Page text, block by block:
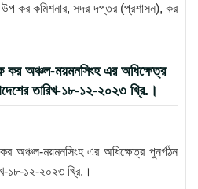
উপ কর কমিশনার, সদর দপ্তর (প্রশাসন), কর
কর অঞ্চল-ময়মনসিংহ এর অধিক্ষেত্র
তারিখ-১৮-১২-২০২৩ খ্রি.।
অঞ্চল-ময়মনসিংহ এর অধিক্ষেত্র পুনর্গঠন
১৮-১২-২০২৩ খ্রি.।